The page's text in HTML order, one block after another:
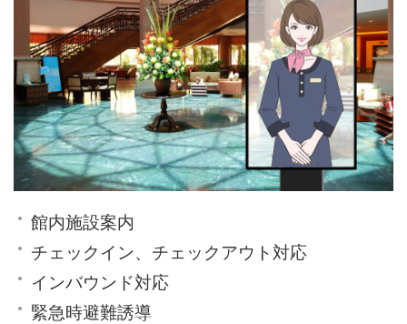
館内施設案内
チェックイン、チェックアウト対応
インバウンド対応
緊急時避難誘導